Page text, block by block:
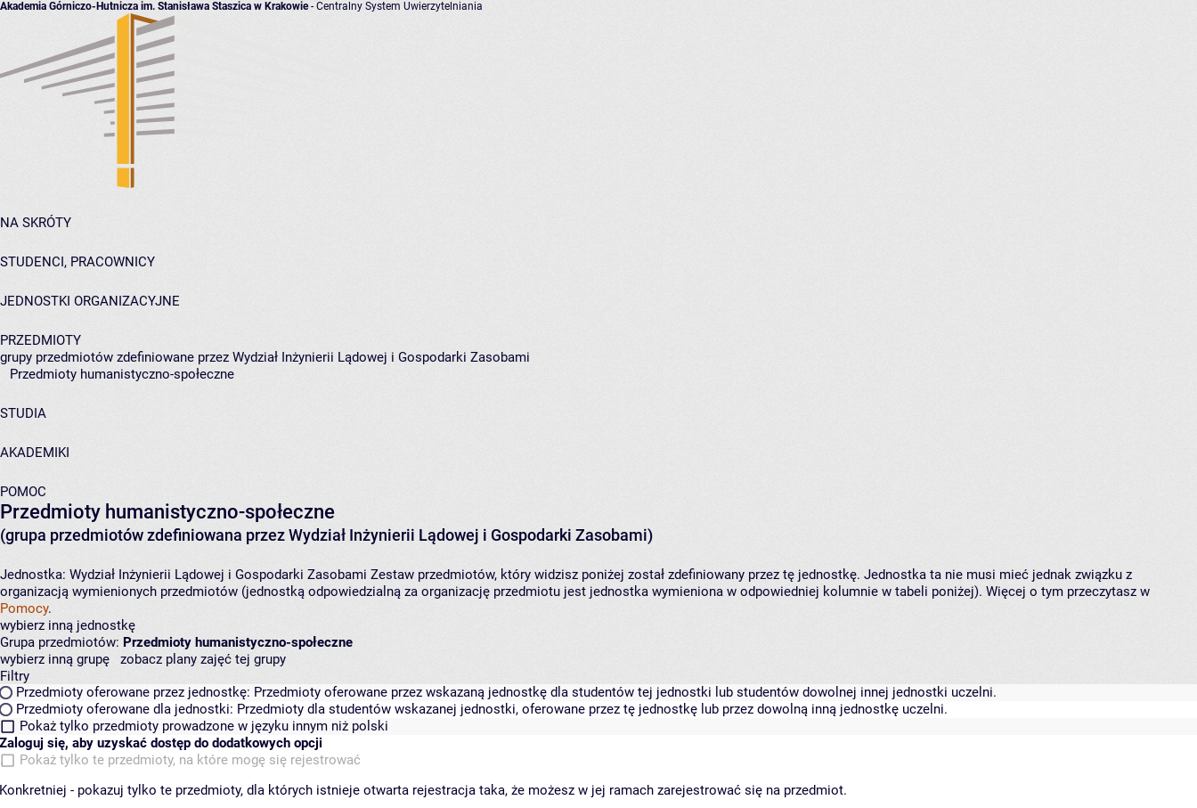
Akademia Górniczo-Hutnicza im. Stanisława Staszica w Krakowie- Centralny System Uwierzytelniania
NA SKRÓTY
STUDENCI, PRACOWNICY
JEDNOSTKI ORGANIZACYJNE
PRZEDMIOTY
grupy przedmiotów zdefiniowane przez Wydział Inżynierii Lądowej i Gospodarki Zasobami
Przedmioty humanistyczno-społeczne
STUDIA
AKADEMIKI
POMOC
Przedmioty humanistyczno-społeczne
(grupa przedmiotów zdefiniowana przez Wydział Inżynierii Lądowej i Gospodarki Zasobami)
Jednostka: Wydział Inżynierii Lądowej i Gospodarki Zasobami Zestaw przedmiotów, który widzisz poniżej został zdefiniowany przez tę jednostkę. Jednostka ta nie musi mieć jednak związku z
organizacją wymienionych przedmiotów (jednostką odpowiedzialną za organizację przedmiotu jest jednostka wymieniona w odpowiedniej kolumnie w tabeli poniżej). Więcej o tym przeczytasz w
Pomocy.
wybierz inną jednostkę
Grupa przedmiotów: Przedmioty humanistyczno-społeczne
wybierz inną grupę
zobacz plany zajęć tej grupy
Filtry
Przedmioty oferowane przez jednostkę: Przedmioty oferowane przez wskazaną jednostkę dla studentów tej jednostki lub studentów dowolnej innej jednostki uczelni.
Przedmioty oferowane dla jednostki: Przedmioty dla studentów wskazanej jednostki, oferowane przez tę jednostkę lub przez dowolną inną jednostkę uczelni.
Pokaż tylko przedmioty prowadzone w języku innym niż polski
Zaloguj się, aby uzyskać dostęp do dodatkowych opcji
Pokaż tylko te przedmioty, na które mogę się rejestrować
Konkretniej - pokazuj tylko te przedmioty, dla których istnieje otwarta rejestracja taka, że możesz w jej ramach zarejestrować się na przedmiot.